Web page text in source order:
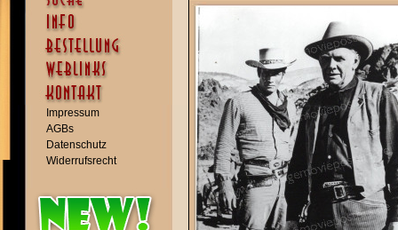
Impressum
AGBs
Datenschutz
Widerrufsrecht